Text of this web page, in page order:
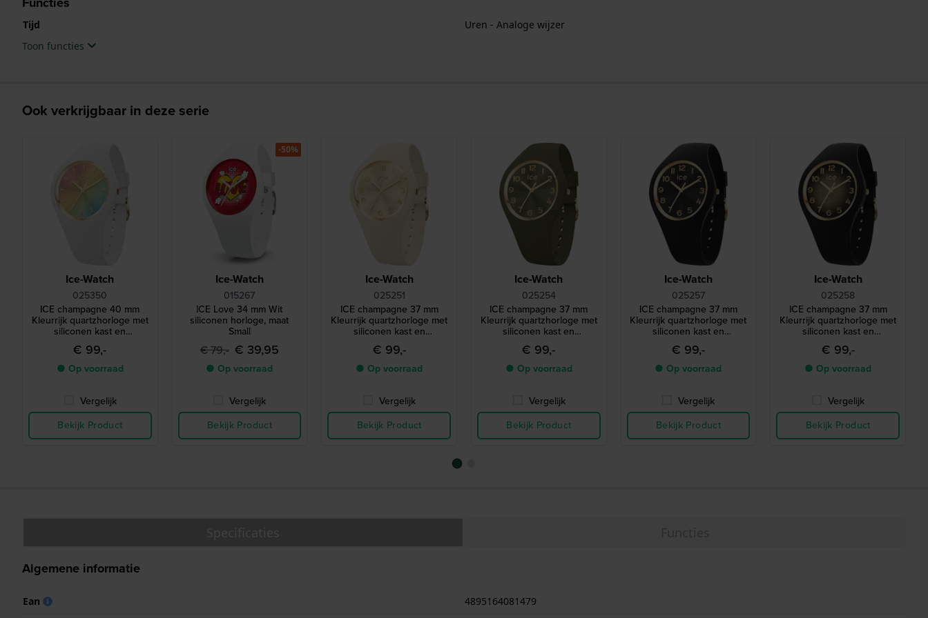
Tijd
Uren - Analoge wijzer
Toon functies
Ook verkrijgbaar in deze serie
Ice-Watch
025350
ICE champagne 40 mm
Kleurrijk quartzhorloge met
siliconen kast en
geïntegreerde band
€ 99,-
● Op voorraad
Vergelijk
Bekijk Product
Ice-Watch
015267
ICE Love 34 mm Wit
siliconen horloge, maat
Small
€ 79,- € 39,95
● Op voorraad
Vergelijk
Bekijk Product
-50%
Ice-Watch
025251
ICE champagne 37 mm
Kleurrijk quartzhorloge met
siliconen kast en
geïntegreerde band
€ 99,-
● Op voorraad
Vergelijk
Bekijk Product
Ice-Watch
025254
ICE champagne 37 mm
Kleurrijk quartzhorloge met
siliconen kast en
geïntegreerde band
€ 99,-
● Op voorraad
Vergelijk
Bekijk Product
Ice-Watch
025257
ICE champagne 37 mm
Kleurrijk quartzhorloge met
siliconen kast en
geïntegreerde band
€ 99,-
● Op voorraad
Vergelijk
Bekijk Product
Ice-Watch
025258
ICE champagne 37 mm
Kleurrijk quartzhorloge met
siliconen kast en
geïntegreerde band
€ 99,-
● Op voorraad
Vergelijk
Bekijk Product
Algemene informatie
Ean 4895164081479